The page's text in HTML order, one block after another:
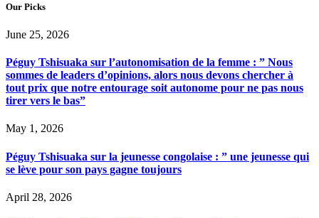
Our Picks
June 25, 2026
Péguy Tshisuaka sur l’autonomisation de la femme : ” Nous
sommes de leaders d’opinions, alors nous devons chercher à
tout prix que notre entourage soit autonome pour ne pas nous
tirer vers le bas”
May 1, 2026
Péguy Tshisuaka sur la jeunesse congolaise : ” une jeunesse qui
se lève pour son pays gagne toujours
April 28, 2026